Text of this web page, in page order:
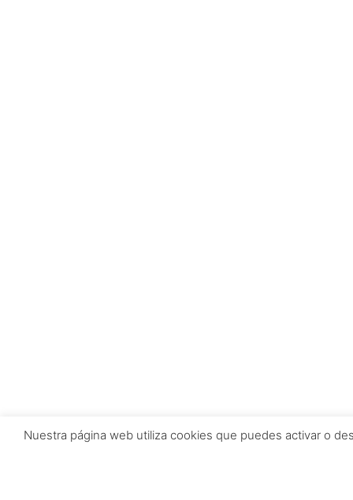
Nuestra página web utiliza cookies que puedes activar o